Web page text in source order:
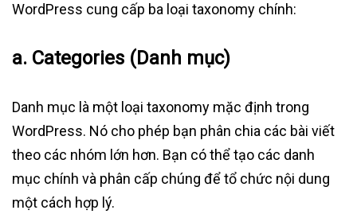
WordPress cung cấp ba loại taxonomy chính:
a. Categories (Danh mục)
Danh mục là một loại taxonomy mặc định trong
WordPress. Nó cho phép bạn phân chia các bài viết
theo các nhóm lớn hơn. Bạn có thể tạo các danh
mục chính và phân cấp chúng để tổ chức nội dung
một cách hợp lý.